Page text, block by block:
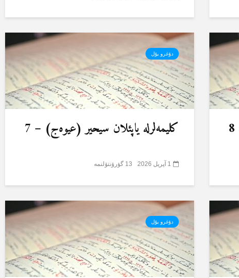
دۇغرو یۇل
کلیمەلرلە یاپئلان سیحیر (عیوەج) – 7
1 آپریل 2026 13 گؤرۆنتۆلنمە
دۇغرو یۇل